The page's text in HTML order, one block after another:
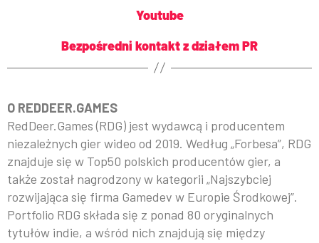
Youtube
Bezpośredni kontakt z działem PR
O REDDEER.GAMES
RedDeer.Games (RDG) jest wydawcą i producentem
niezależnych gier wideo od 2019. Według „Forbesa”, RDG
znajduje się w Top50 polskich producentów gier, a
także został nagrodzony w kategorii „Najszybciej
rozwijająca się firma Gamedev w Europie Środkowej”.
Portfolio RDG składa się z ponad 80 oryginalnych
tytułów indie, a wśród nich znajdują się między